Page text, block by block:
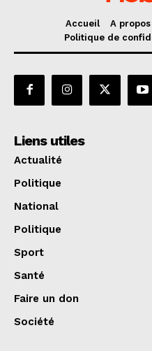
Accueil A propos
Politique de
Liens utiles
Actualité
Politique
National
Politique
Sport
Santé
Faire un don
Société